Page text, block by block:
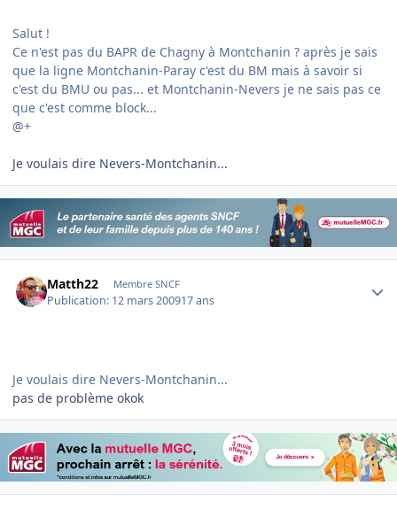
Salut !
Ce n'est pas du BAPR de Chagny à Montchanin ? après je sais
que la ligne Montchanin-Paray c'est du BM mais à savoir si
c'est du BMU ou pas... et Montchanin-Nevers je ne sais pas ce
que c'est comme block...
@+
Je voulais dire Nevers-Montchanin...
Matth22 Membre SNCF
Publication: 12 mars 200917 ans
Je voulais dire Nevers-Montchanin...
pas de problème okok